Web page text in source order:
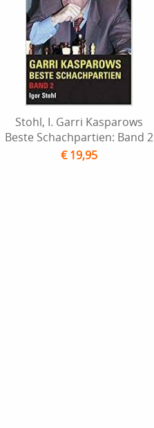
Stohl, I. Garri Kasparows
Beste Schachpartien: Band 2
€ 19,95